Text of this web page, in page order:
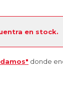
en stock.
donde